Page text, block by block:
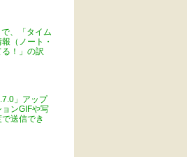
、「タイム
（ノート・
！」の訳
」アップ
ンGIFや写
送信でき